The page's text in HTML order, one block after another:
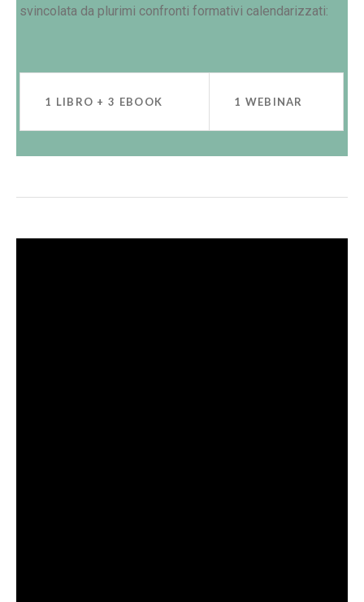
svincolata da plurimi confronti formativi calendarizzati:
1 LIBRO + 3 EBOOK 1 WEBINAR